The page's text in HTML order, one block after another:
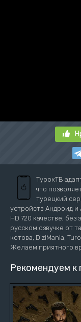
ТурокТВ
что
турецкий
устройств Андроид и
HD 720 качестве,
русском озвучке от
котова, DiziMania,
Желаем приятного
Рекомендуем к